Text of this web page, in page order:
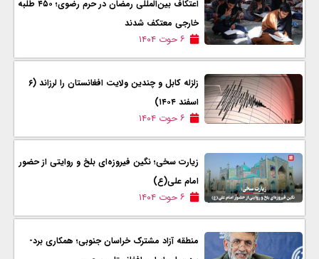
اعتکاف بین‌المللی رمضان در حرم رضوی؛ ۴۵۰ طلبه
خارجی معتکف شدند
۶ حوت ۱۴۰۴
زلزله کابل و چندین ولایت افغانستان را لرزاند (۶
اسفند ۱۴۰۴)
۶ حوت ۱۴۰۴
زیارت سخی؛ نگین فیروزه‌ای بلخ و روایتی از حضور
امام علی(ع)
۶ حوت ۱۴۰۴
منطقه آزاد مشترک خراسان جنوبی؛ همکاری برد-